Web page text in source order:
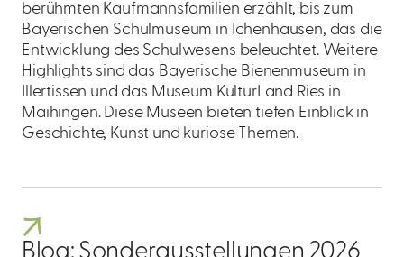
berühmten Kaufmannsfamilien erzählt, bis zum
Bayerischen Schulmuseum in Ichenhausen, das die
Entwicklung des Schulwesens beleuchtet. Weitere
Highlights sind das Bayerische Bienenmuseum in
Illertissen und das Museum KulturLand Ries in
Maihingen. Diese Museen bieten tiefen Einblick in
Geschichte, Kunst und kuriose Themen.
Blog: Sonderausstellungen 2026